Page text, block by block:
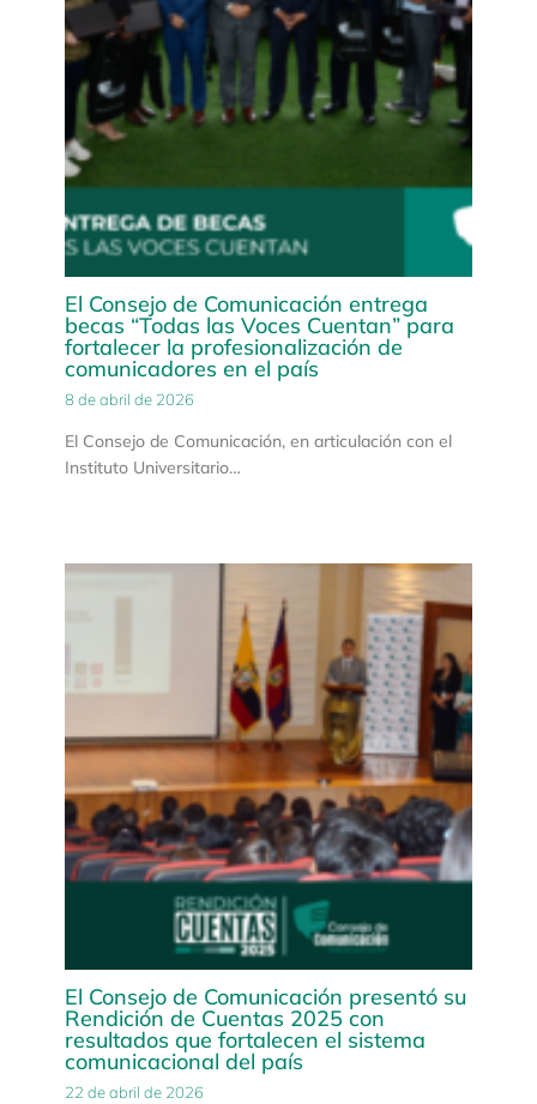
El Consejo de Comunicación entrega
becas “Todas las Voces Cuentan” para
fortalecer la profesionalización de
comunicadores en el país
8 de abril de 2026
El Consejo de Comunicación, en articulación con el
Instituto Universitario…
El Consejo de Comunicación presentó su
Rendición de Cuentas 2025 con
resultados que fortalecen el sistema
comunicacional del país
22 de abril de 2026